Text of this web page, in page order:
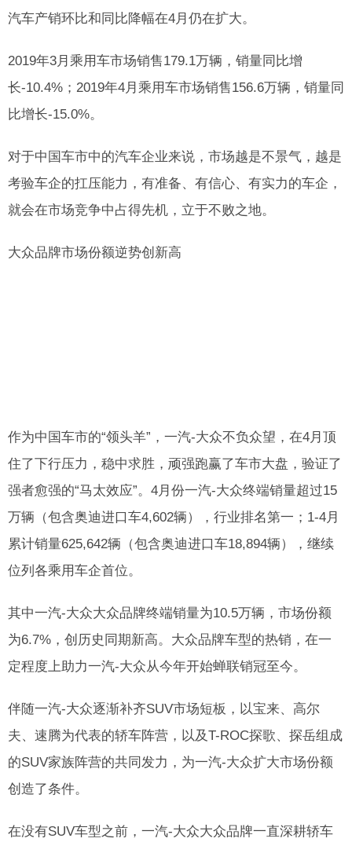
汽车产销环比和同比降幅在4月仍在扩大。
2019年3月乘用车市场销售179.1万辆，销量同比增
长-10.4%；2019年4月乘用车市场销售156.6万辆，销量同
比增长-15.0%。
对于中国车市中的汽车企业来说，市场越是不景气，越是
考验车企的扛压能力，有准备、有信心、有实力的车企，
就会在市场竞争中占得先机，立于不败之地。
大众品牌市场份额逆势创新高
作为中国车市的“领头羊”，一汽-大众不负众望，在4月顶
住了下行压力，稳中求胜，顽强跑赢了车市大盘，验证了
强者愈强的“马太效应”。4月份一汽-大众终端销量超过15
万辆（包含奥迪进口车4,602辆），行业排名第一；1-4月
累计销量625,642辆（包含奥迪进口车18,894辆），继续
位列各乘用车企首位。
其中一汽-大众大众品牌终端销量为10.5万辆，市场份额
为6.7%，创历史同期新高。大众品牌车型的热销，在一
定程度上助力一汽-大众从今年开始蝉联销冠至今。
伴随一汽-大众逐渐补齐SUV市场短板，以宝来、高尔
夫、速腾为代表的轿车阵营，以及T-ROC探歌、探岳组成
的SUV家族阵营的共同发力，为一汽-大众扩大市场份额
创造了条件。
在没有SUV车型之前，一汽-大众大众品牌一直深耕轿车